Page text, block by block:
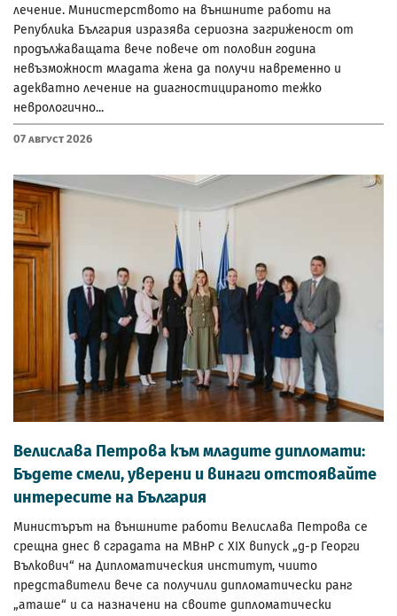
лечение. Министерството на външните работи на
Република България изразява сериозна загриженост от
продължаващата вече повече от половин година
невъзможност младата жена да получи навременно и
адекватно лечение на диагностицираното тежко
неврологично...
07 Август 2026
Велислава Петрова към младите дипломати:
Бъдете смели, уверени и винаги отстоявайте
интересите на България
Министърът на външните работи Велислава Петрова се
срещна днес в сградата на МВнР с XIX випуск „д-р Георги
Вълкович“ на Дипломатическия институт, чиито
представители вече са получили дипломатически ранг
„аташе“ и са назначени на своите дипломатически